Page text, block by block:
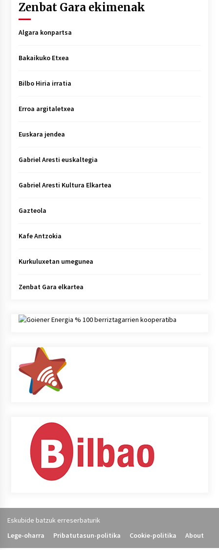
Zenbat Gara ekimenak
Algara konpartsa
Bakaikuko Etxea
Bilbo Hiria irratia
Erroa argitaletxea
Euskara jendea
Gabriel Aresti euskaltegia
Gabriel Aresti Kultura Elkartea
Gazteola
Kafe Antzokia
Kurkuluxetan umegunea
Zenbat Gara elkartea
Eskubide batzuk erreserbaturik
Lege-oharra
Pribatutasun-politika Cookie-politika About